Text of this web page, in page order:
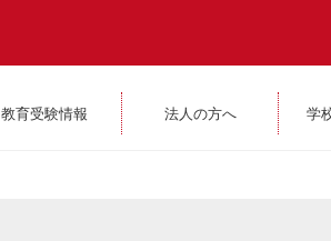
教育受験情報 法人の方へ 学